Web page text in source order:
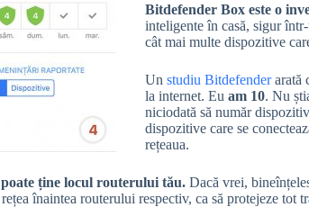
Bitdefender Box este o
inteligente în casă, sigur
cât mai multe dispozitive
Un studiu Bitdefenderarată
la internet. Eu am 10. Nu
niciodată să număr
dispozitive care se
rețeaua.
ține locul routerului tău. Dacă vrei,
înaintea routerului respectiv, ca să protejeze